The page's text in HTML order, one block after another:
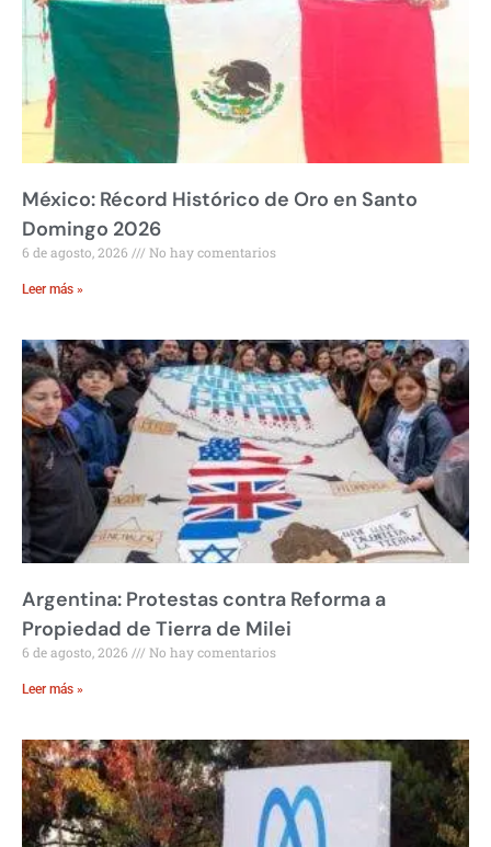
México: Récord Histórico de Oro en Santo
Domingo 2026
6 de agosto, 2026 No hay comentarios
Leer más »
Argentina: Protestas contra Reforma a
Propiedad de Tierra de Milei
6 de agosto, 2026 No hay comentarios
Leer más »